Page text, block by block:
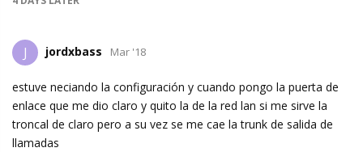
J jordxbass Mar '18
estuve neciando la configuración y cuando pongo la puerta de
enlace que me dio claro y quito la de la red lan si me sirve la
troncal de claro pero a su vez se me cae la trunk de salida de
llamadas